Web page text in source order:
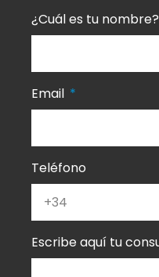
¿Cuál es tu nombre?
Email
Teléfono
Escribe aquí tu